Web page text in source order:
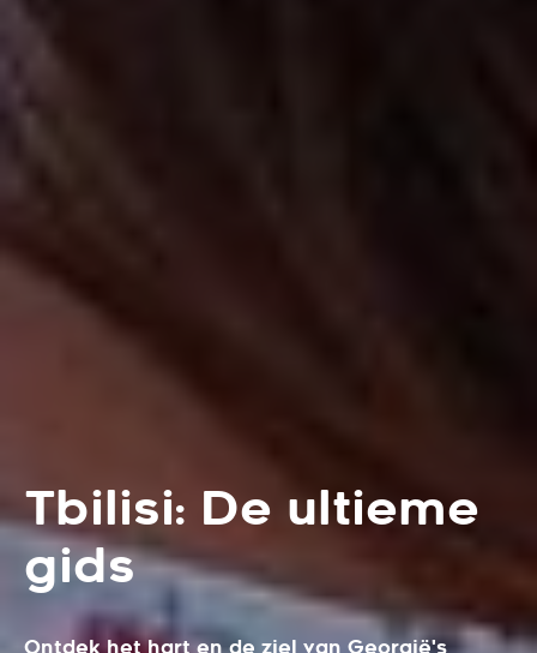
Tbilisi: De ultieme
gids
Ontdek het hart en de ziel van Georgië's